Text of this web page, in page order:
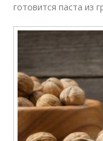
готовится паста из